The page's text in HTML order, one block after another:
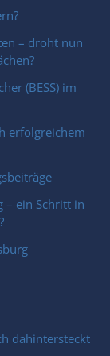
– droht nun
(BESS) im
erfolgreichem
– ein Schritt in
dahintersteckt